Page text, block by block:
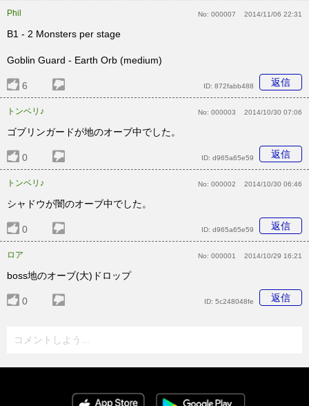
Phil No: 000007 2014/11/06 22:31
B1 - 2 Monsters per stage
Goblin Guard - Earth Orb (medium)
6 返信
ID: 872fabb488
トンベリ♪ No: 000003 2014/10/30 07:06
ゴブリンガードが地のオーブ中でした。
0 返信
ID: d965a65e59
トンベリ♪ No: 000002 2014/10/30 06:46
シャドウが闇のオーブ中でした。
0 返信
ID: d965a65e59
ロア No: 000001 2014/10/29 16:21
boss地のオーブ(大)ドロップ
0 返信
ID: 5c248048fe
コメントしよう...